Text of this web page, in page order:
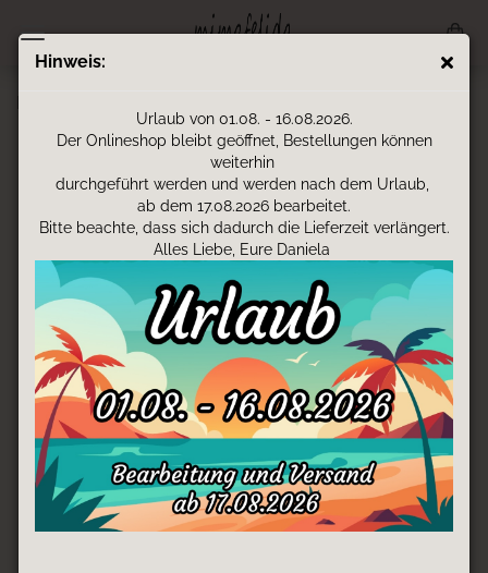
Hinweis:
Urlaub von 01.08. - 16.08.2026.
Der Onlineshop bleibt geöffnet, Bestellungen können
weiterhin
durchgeführt werden und werden nach dem Urlaub,
ab dem 17.08.2026 bearbeitet.
Bitte beachte, dass sich dadurch die Lieferzeit verlängert.
Alles Liebe, Eure Daniela